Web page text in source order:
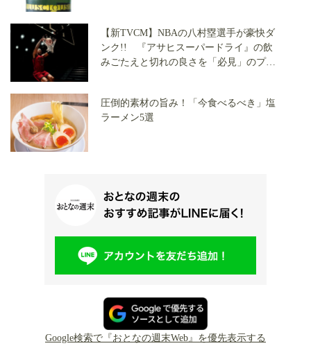
【新TVCM】NBAの八村塁選手が豪快ダ
ンク!! 『アサヒスーパードライ』の飲
みごたえと切れの良さを「必見」のプレ
圧倒的素材の旨み！「今食べるべき」塩
ラーメン5選
Google検索で『おとなの週末Web』を優先表示する